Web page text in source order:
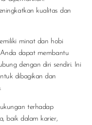
kualitas dan
minat dan hobi
dapat membantu
dengan diri sendiri. Ini
dibagikan dan
terhadap
baik dalam karier,